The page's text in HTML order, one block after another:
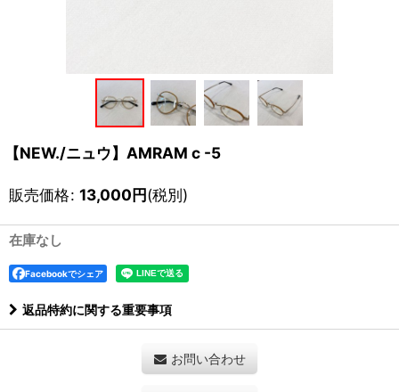
【NEW./ニュウ】AMRAM c -5
販売価格: 13,000円(税別)
在庫なし
Facebookでシェア
返品特約に関する重要事項
お問い合わせ